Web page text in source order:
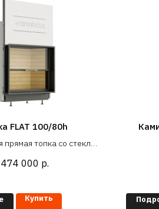
FLAT 100/80h
прямая топка со стеклом
- 1000 мм)
474 000 р.
Купить